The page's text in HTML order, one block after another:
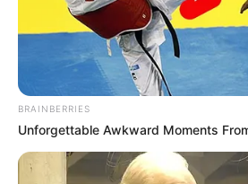
Heriss
BRAINBERRIES
Unforgettable Awkward Moments